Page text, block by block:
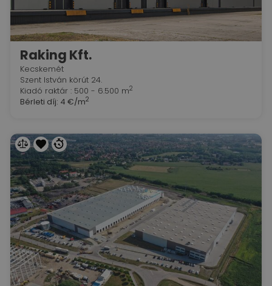
Raking Kft.
Kecskemét
Szent István körút 24.
Kiadó raktár : 500 - 6.500 m2
Bérleti díj: 4 €/m2